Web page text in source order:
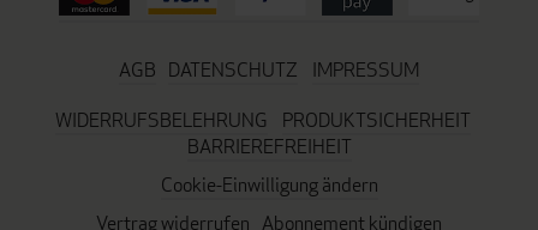
AGB DATENSCHUTZ
IMPRESSUM
WIDERRUFSBELEHRUNG
PRODUKTSICHERHEIT
BARRIEREFREIHEIT
Cookie-Einwilligung ändern
Vertrag widerrufen Abonnement kündigen